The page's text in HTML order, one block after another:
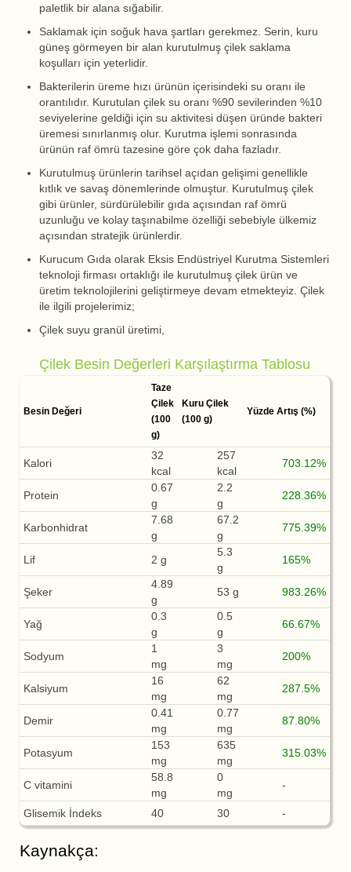
paletlik bir alana sığabilir.
Saklamak için soğuk hava şartları gerekmez. Serin, kuru
güneş görmeyen bir alan kurutulmuş çilek saklama
koşulları için yeterlidir.
Bakterilerin üreme hızı ürünün içerisindeki su oranı ile
orantılıdır. Kurutulan çilek su oranı %90 sevilerinden %10
seviyelerine geldiği için su aktivitesi düşen üründe bakteri
üremesi sınırlanmış olur. Kurutma işlemi sonrasında
ürünün raf ömrü tazesine göre çok daha fazladır.
Kurutulmuş ürünlerin tarihsel açıdan gelişimi genellikle
kıtlık ve savaş dönemlerinde olmuştur. Kurutulmuş çilek
gibi ürünler, sürdürülebilir gıda açısından raf ömrü
uzunluğu ve kolay taşınabilme özelliği sebebiyle ülkemiz
açısından stratejik ürünlerdir.
Kurucum Gıda olarak Eksis Endüstriyel Kurutma Sistemleri
teknoloji firması ortaklığı ile kurutulmuş çilek ürün ve
üretim teknolojilerini geliştirmeye devam etmekteyiz. Çilek
ile ilgili projelerimiz;
Çilek suyu granül üretimi,
Çilek Besin Değerleri Karşılaştırma Tablosu
Besin Değeri
Taze
Çilek
(100
g)
Kuru Çilek
(100 g)
Yüzde Artış (%)
Kalori
32
kcal
257
kcal
703.12%
Protein
0.67
g
2.2
g
228.36%
Karbonhidrat
7.68
g
67.2
g
775.39%
Lif 2 g
5.3
g
165%
Şeker
4.89
g
53 g 983.26%
Yağ
0.3
g
0.5
g
66.67%
Sodyum
1
mg
3
mg
200%
Kalsiyum
16
mg
62
mg
287.5%
Demir
0.41
mg
0.77
mg
87.80%
Potasyum
153
mg
635
mg
315.03%
C vitamini
58.8
mg
0
mg
-
Glisemik İndeks 40 30 -
Kaynakça: